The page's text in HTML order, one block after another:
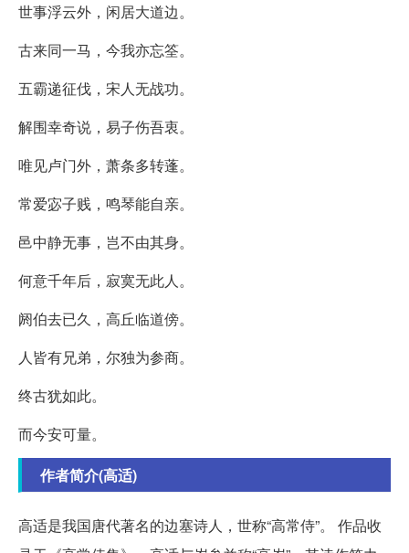
世事浮云外，闲居大道边。
古来同一马，今我亦忘筌。
五霸递征伐，宋人无战功。
解围幸奇说，易子伤吾衷。
唯见卢门外，萧条多转蓬。
常爱宓子贱，鸣琴能自亲。
邑中静无事，岂不由其身。
何意千年后，寂寞无此人。
阏伯去已久，高丘临道傍。
人皆有兄弟，尔独为参商。
终古犹如此。
而今安可量。
作者简介(高适)
高适是我国唐代著名的边塞诗人，世称“高常侍”。 作品收